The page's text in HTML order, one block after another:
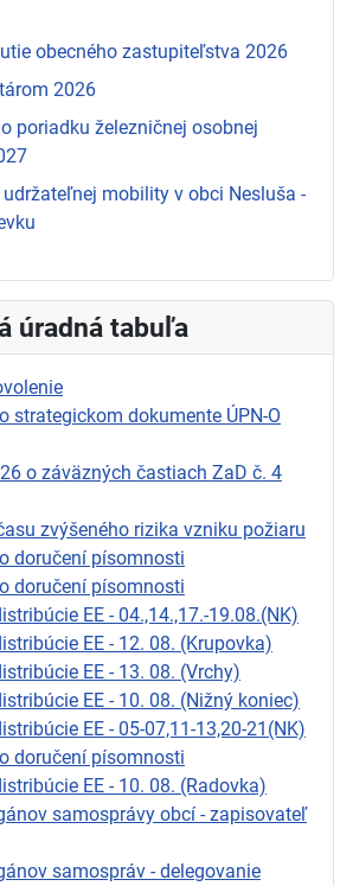
obecného zastupiteľstva 2026
2026
poriadku železničnej osobnej
mobility v obci Nesluša -
úradná tabuľa
strategickom dokumente ÚPN-O
o záväzných častiach ZaD č. 4
zvýšeného rizika vzniku požiaru
doručení písomnosti
doručení písomnosti
EE - 04.,14.,17.-19.08.(NK)
EE - 12. 08. (Krupovka)
EE - 13. 08. (Vrchy)
EE - 10. 08. (Nižný koniec)
EE - 05-07,11-13,20-21(NK)
doručení písomnosti
EE - 10. 08. (Radovka)
samosprávy obcí - zapisovateľ
samospráv - delegovanie